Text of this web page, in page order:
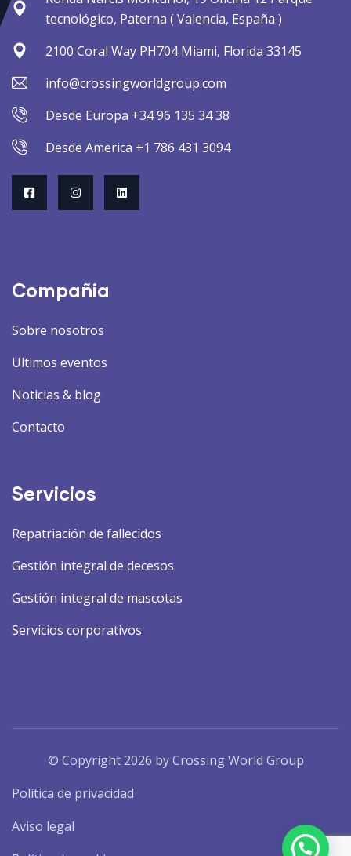
tecnológico, Paterna ( Valencia, España )
2100 Coral Way PH704 Miami, Florida 33145
info@crossingworldgroup.com
Desde Europa +34 96 135 34 38
Desde America +1 786 431 3094
Compañia
Sobre nosotros
Ultimos eventos
Noticias & blog
Contacto
Servicios
Repatriación de fallecidos
Gestión integral de decesos
Gestión integral de mascotas
Servicios corporativos
© Copyright 2026 by Crossing World Group
Política de privacidad
Aviso legal